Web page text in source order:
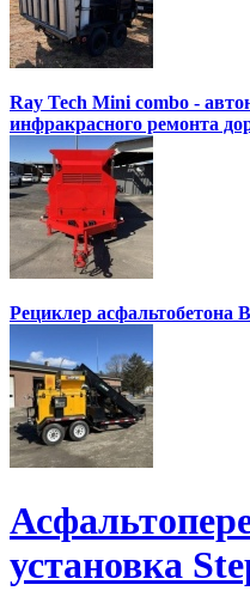
Ray Tech Mini combo -
инфракрасного ремонта
Рециклер асфальтобетона
установка